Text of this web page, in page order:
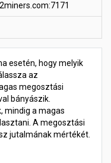
esetén, hogy melyik
az
megosztási
bányászik.
mindig a magas
A megosztási
jutalmának mértékét.